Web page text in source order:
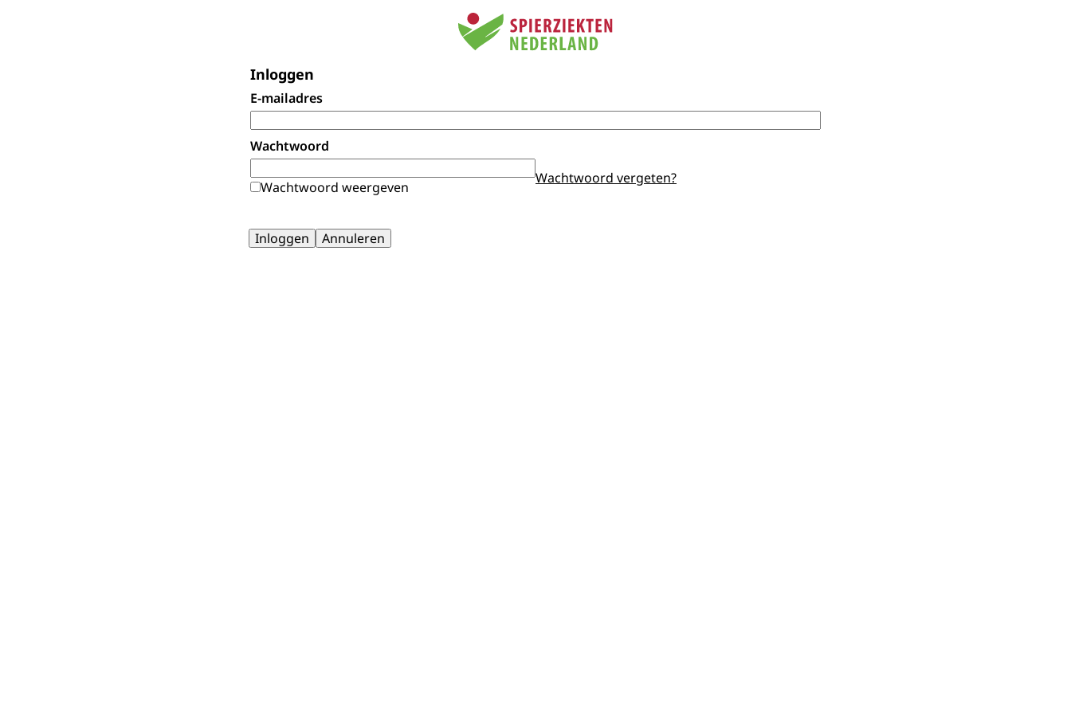
Inloggen
E-mailadres
Wachtwoord
Wachtwoord weergeven
Wachtwoord vergeten?
Inloggen Annuleren